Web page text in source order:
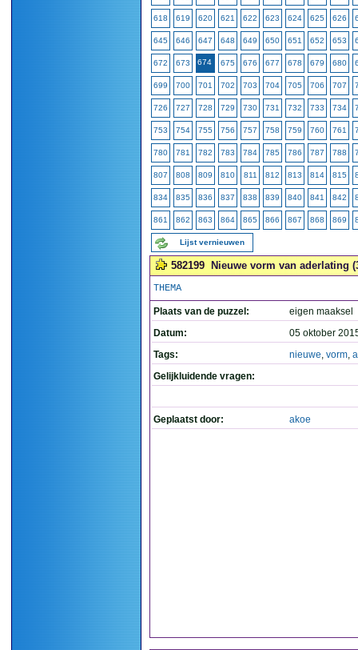
618 619 620 621 622 623 624 625 626
645 646 647 648 649 650 651 652 653
672 673 674 675 676 677 678 679 680
699 700 701 702 703 704 705 706 707
726 727 728 729 730 731 732 733 734
753 754 755 756 757 758 759 760 761
780 781 782 783 784 785 786 787 788
807 808 809 810 811 812 813 814 815
834 835 836 837 838 839 840 841 842
861 862 863 864 865 866 867 868 869
Lijst vernieuwen
582199 Nieuwe vorm van aderlating
THEMA
Plaats van de puzzel:
eigen maaksel
Datum:
05 oktober
Tags:
nieuwe, vorm,
Gelijkluidende vragen:
Geplaatst door: akoe